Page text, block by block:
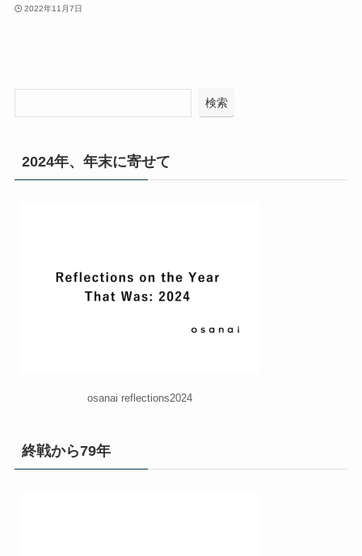
2022年11月7日
検索
2024年、年末に寄せて
osanai reflections2024
終戦から79年